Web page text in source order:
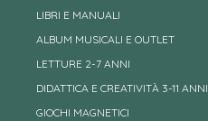
LIBRI E MANUALI
ALBUM MUSICALI E OUTLET
LETTURE 2-7 ANNI
DIDATTICA E CREATIVITÀ 3-11 ANNI
GIOCHI MAGNETICI